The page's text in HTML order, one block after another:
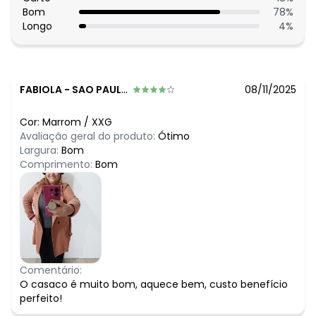
Bom
78%
Longo
4%
FABIOLA - SAO PAULO - SP 08/11/2025
Cor: Marrom / XXG
Avaliação geral do produto: Ótimo
Largura: Bom
Comprimento: Bom
Comentário:
O casaco é muito bom, aquece bem, custo benefício
perfeito!